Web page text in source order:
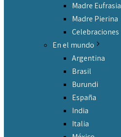
Madre Eufrasia
Madre Pierina
Celebraciones
En el mundo
Argentina
Brasil
Burundi
España
India
Italia